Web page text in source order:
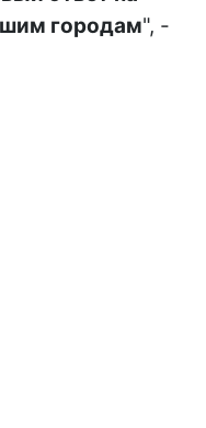
городам", -